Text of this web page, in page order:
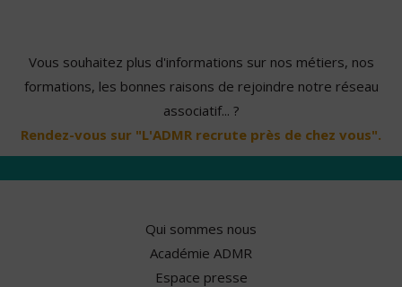
Vous souhaitez plus d'informations sur nos métiers, nos
formations, les bonnes raisons de rejoindre notre réseau
associatif... ?
Rendez-vous sur "L'ADMR recrute près de chez vous".
Qui sommes nous
Académie ADMR
Espace presse